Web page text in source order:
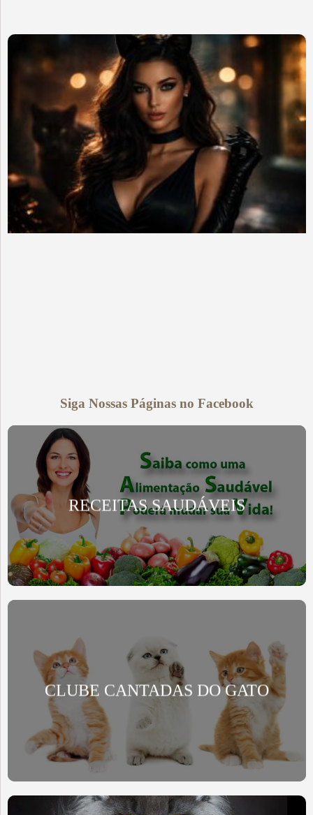
Siga Nossas Páginas no Facebook
RECEITAS SAUDÁVEIS
CLUBE CANTADAS DO GATO